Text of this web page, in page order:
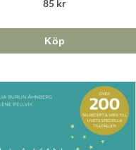
85 kr
Köp